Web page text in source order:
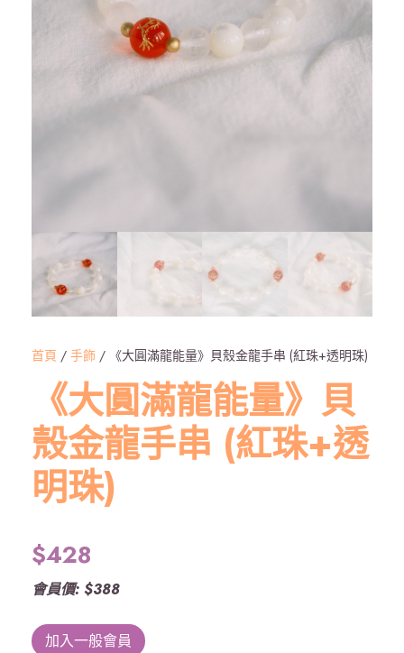
首頁 / 手飾 / 《大圓滿龍能量》貝殼金龍手串 (紅珠+透明珠)
《大圓滿龍能量》貝
殼金龍手串 (紅珠+透
明珠)
$428
會員價: $388
加入一般會員